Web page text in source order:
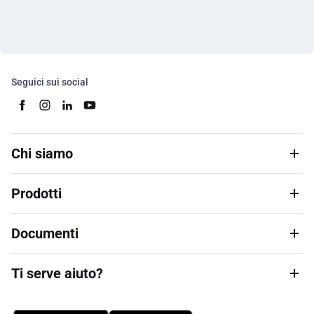
Seguici sui social
Chi siamo
Prodotti
Documenti
Ti serve aiuto?